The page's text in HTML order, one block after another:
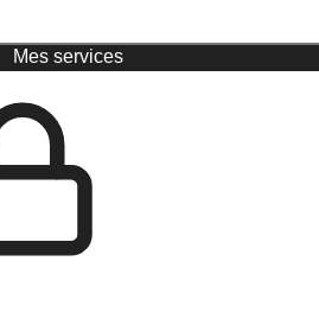
Mes services